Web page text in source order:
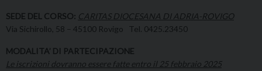
SEDE DEL CORSO: CARITAS DIOCESANA DI ADRIA-ROVIGO
Via Sichirollo, 58 – 45100 Rovigo Tel. 0425.23450
MODALITA’ DI PARTECIPAZIONE
Le iscrizioni dovranno essere fatte entro il 25 febbraio 2025